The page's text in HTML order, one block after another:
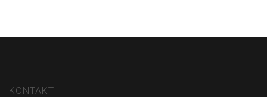
KONTAKT